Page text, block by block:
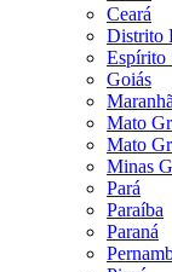
Ceará
Distrito
Espírito
Goiás
Mato
Mato
Minas
Pará
Paraíba
Paraná